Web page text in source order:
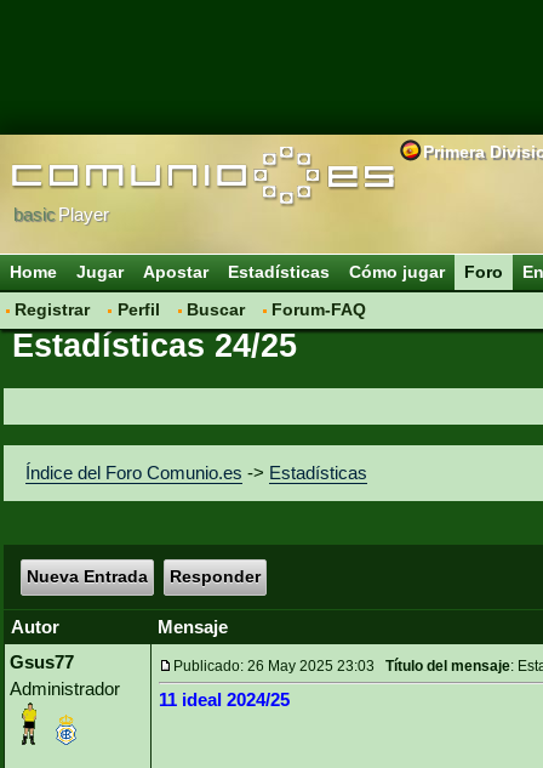
Primera
basicPlayer
Home Jugar Apostar Estadísticas Cómo jugar
Foro
Registrar
Perfil Buscar Forum-FAQ
Estadísticas 24/25
Índice del Foro Comunio.es -> Estadísticas
Nueva Entrada Responder
Autor
Mensaje
Gsus77
Administrador
Publicado: 26 May 2025 23:03 Título del mensaje:
11 ideal 2024/25